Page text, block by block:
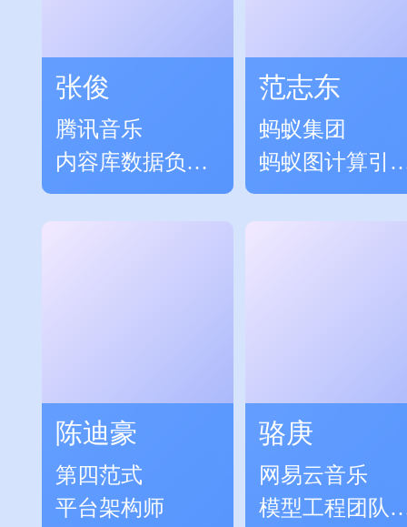
张俊
腾讯音乐
内容库数据负责
人
范志东
蚂蚁集团
蚂蚁图计算引
开源产品负责
陈迪豪
第四范式
平台架构师
骆庚
网易云音乐
模型工程团队